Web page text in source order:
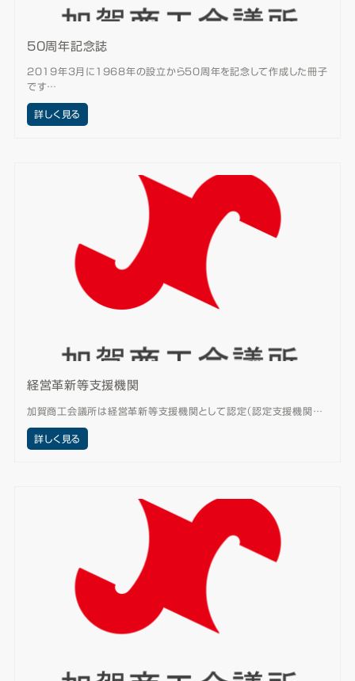
50周年記念誌
2019年3月に1968年の設立から50周年を記念して作成した冊子
です…
詳しく見る
経営革新等支援機関
加賀商工会議所は経営革新等支援機関として認定（認定支援機関…
詳しく見る